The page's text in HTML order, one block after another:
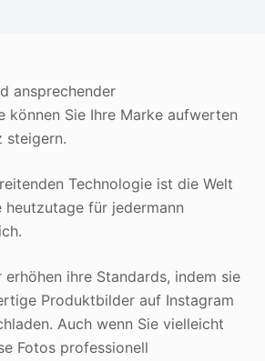
ansprechender
können Sie Ihre Marke aufwerten
steigern.
Technologie ist die Welt
heutzutage für jedermann
erhöhen ihre Standards, indem sie
Produktbilder auf Instagram
Auch wenn Sie vielleicht
Fotos professionell